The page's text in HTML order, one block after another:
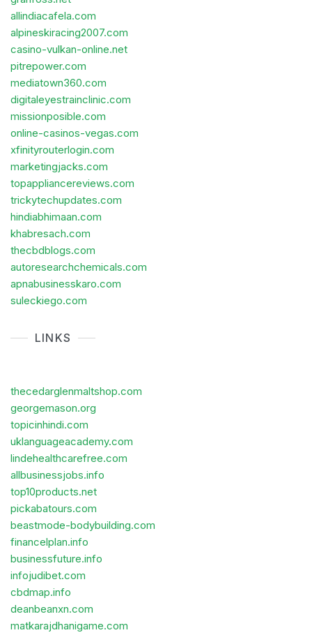
allindiacafela.com
alpineskiracing2007.com
casino-vulkan-online.net
pitrepower.com
mediatown360.com
digitaleyestrainclinic.com
missionposible.com
online-casinos-vegas.com
xfinityrouterlogin.com
marketingjacks.com
topappliancereviews.com
trickytechupdates.com
hindiabhimaan.com
khabresach.com
thecbdblogs.com
autoresearchchemicals.com
apnabusinesskaro.com
suleckiego.com
LINKS
thecedarglenmaltshop.com
georgemason.org
topicinhindi.com
uklanguageacademy.com
lindehealthcarefree.com
allbusinessjobs.info
top10products.net
pickabatours.com
beastmode-bodybuilding.com
financelplan.info
businessfuture.info
infojudibet.com
cbdmap.info
deanbeanxn.com
matkarajdhanigame.com